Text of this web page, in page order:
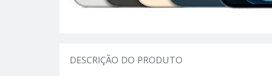
DESCRIÇÃO DO PRODUTO